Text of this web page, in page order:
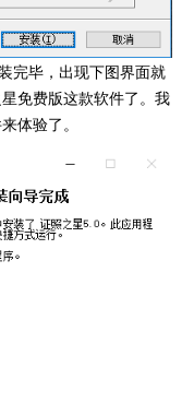
毕，出现下图界面就
免费版这款软件了。我
体验了。